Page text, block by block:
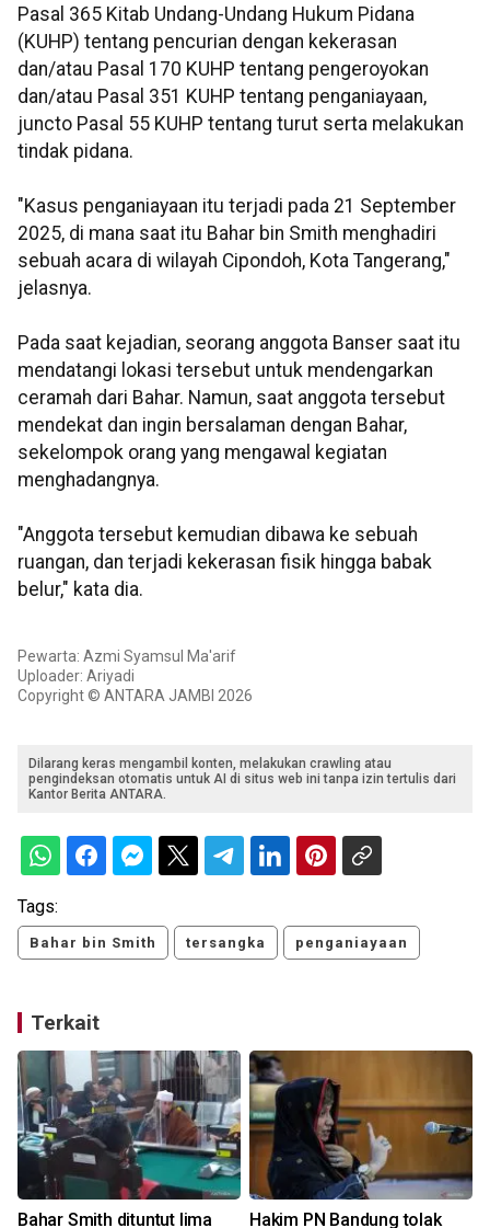
Pasal 365 Kitab Undang-Undang Hukum Pidana
(KUHP) tentang pencurian dengan kekerasan
dan/atau Pasal 170 KUHP tentang pengeroyokan
dan/atau Pasal 351 KUHP tentang penganiayaan,
juncto Pasal 55 KUHP tentang turut serta melakukan
tindak pidana.
"Kasus penganiayaan itu terjadi pada 21 September
2025, di mana saat itu Bahar bin Smith menghadiri
sebuah acara di wilayah Cipondoh, Kota Tangerang,"
jelasnya.
Pada saat kejadian, seorang anggota Banser saat itu
mendatangi lokasi tersebut untuk mendengarkan
ceramah dari Bahar. Namun, saat anggota tersebut
mendekat dan ingin bersalaman dengan Bahar,
sekelompok orang yang mengawal kegiatan
menghadangnya.
"Anggota tersebut kemudian dibawa ke sebuah
ruangan, dan terjadi kekerasan fisik hingga babak
belur," kata dia.
Pewarta: Azmi Syamsul Ma'arif
Uploader: Ariyadi
Copyright © ANTARA JAMBI 2026
Dilarang keras mengambil konten, melakukan crawling atau
pengindeksan otomatis untuk AI di situs web ini tanpa izin tertulis dari
Kantor Berita ANTARA.
Tags:
Bahar bin Smith tersangka penganiayaan
Terkait
Bahar Smith dituntut lima Hakim PN Bandung tolak